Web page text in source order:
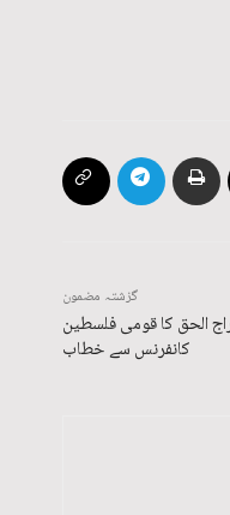
گزشتہ مضمون
الحق کا قومی فلسطین
کانفرنس سے خطاب